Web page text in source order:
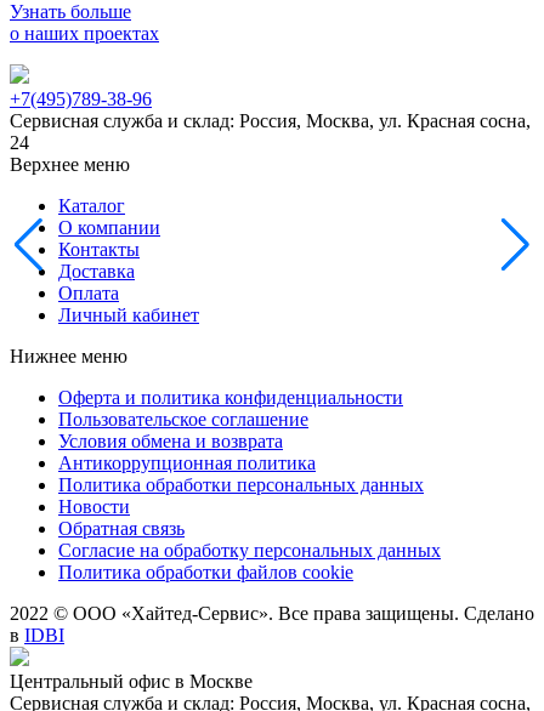
Узнать больше
о наших проектах
+7(495)789-38-96
Сервисная служба и склад: Россия, Москва, ул. Красная сосна,
24
Верхнее меню
Каталог
О компании
Контакты
Доставка
Оплата
Личный кабинет
Нижнее меню
Оферта и политика конфиденциальности
Пользовательское соглашение
Условия обмена и возврата
Антикоррупционная политика
Политика обработки персональных данных
Новости
Обратная связь
Согласие на обработку персональных данных
Политика обработки файлов cookie
2022 © ООО «Хайтед-Сервис». Все права защищены. Сделано
в IDBI
Центральный офис в Москве
Сервисная служба и склад: Россия, Москва, ул. Красная сосна,